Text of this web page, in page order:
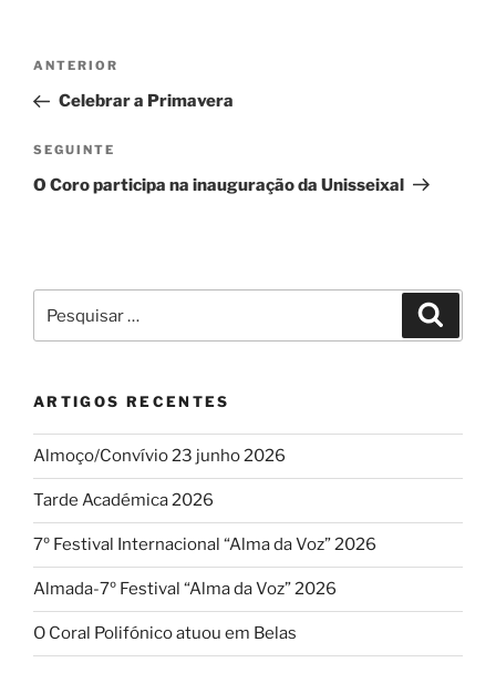
Navegação
artigos
Conteúdo
anterior
ANTERIOR
Celebrar a Primavera
Conteúdo
seguinte
SEGUINTE
O Coro participa na inauguração da Unisseixal
por:
ARTIGOS RECENTES
Almoço/Convívio 23 junho 2026
Tarde Académica 2026
7º Festival Internacional “Alma da Voz” 2026
Almada-7º Festival “Alma da Voz” 2026
O Coral Polifónico atuou em Belas